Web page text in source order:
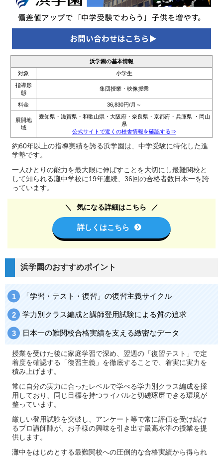
浜学園の基本情報
対象
小学生
指導形
態
集団授業・映像授業
料金 36,830円/月～
展開地
域
愛知県・滋賀県・和歌山県・大阪府・奈良県・京都府・兵庫県 ・岡山
県
公式サイトで近くの校舎情報を確認する⇒
約60年以上の指導実績を誇る浜学園は、中学受験に特化した進
学塾です。
一人ひとりの能力を最大限に伸ばすことを大切にし最難関校と
して知られる灘中学校に19年連続、36回の合格者数日本一を誇
っています。
気になる詳細はこちら
詳しくはこちら
浜学園のおすすめポイント
「学習・テスト・復習」の復習主義サイクル
学力別クラス編成と講師登用試験による質の追求
日本一の難関校合格実績を支える緻密なデータ
授業を受けた後に家庭学習で深め、翌週の「復習テスト」で定
着度を確認する「復習主義」を徹底することで、着実に実力を
積み上げます。
常に自分の実力に合ったレベルで学べる学力別クラス編成を採
用しており、同じ目標を持つライバルと切磋琢磨できる環境が
整っています。
厳しい登用試験を突破し、アンケート等で常に評価を受け続け
るプロ講師陣が、お子様の興味を引き出す最高水準の授業を提
供します。
灘中をはじめとする最難関校への圧倒的な合格実績から得られ